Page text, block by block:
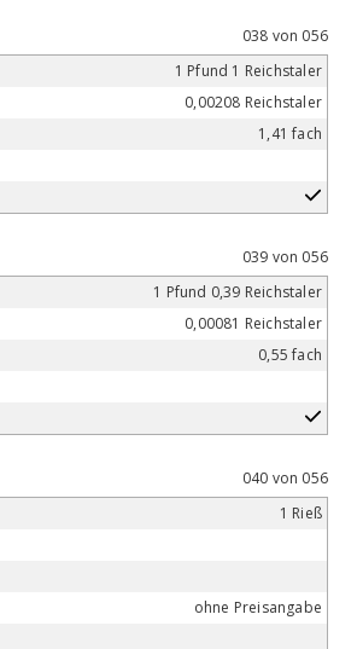
038 von 056
1 Pfund 1 Reichstaler
0,00208 Reichstaler
1,41 fach
039 von 056
1 Pfund 0,39 Reichstaler
0,00081 Reichstaler
0,55 fach
040 von 056
1 Rieß
ohne Preisangabe